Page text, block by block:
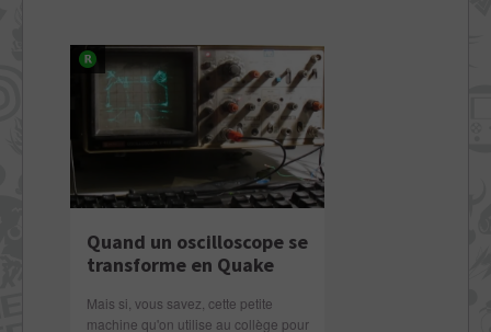
Quand un oscilloscope se
transforme en Quake
Mais si, vous savez, cette petite
machine qu'on utilise au collège pour